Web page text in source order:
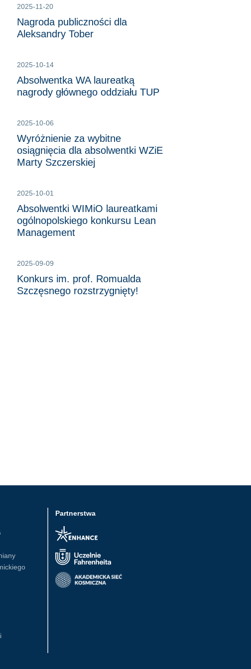
2025-11-20
Nagroda publiczności dla
Aleksandry Tober
2025-10-14
Absolwentka WA laureatką
nagrody głównego oddziału TUP
2025-10-06
Wyróżnienie za wybitne
osiągnięcia dla absolwentki WZiE
Marty Szczerskiej
2025-10-01
Absolwentki WIMiO laureatkami
ogólnopolskiego konkursu Lean
Management
2025-09-09
Konkurs im. prof. Romualda
Szczęsnego rozstrzygnięty!
Partnerstwa